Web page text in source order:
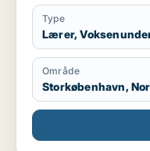
Type
Lærer,
Område
Storkøbenhavn,